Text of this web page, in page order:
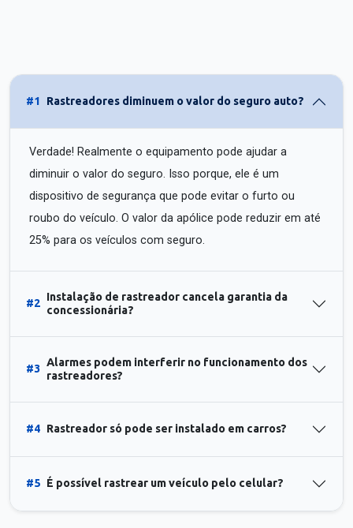
#1 Rastreadores diminuem o valor do seguro auto?
Verdade! Realmente o equipamento pode ajudar a
diminuir o valor do seguro. Isso porque, ele é um
dispositivo de segurança que pode evitar o furto ou
roubo do veículo. O valor da apólice pode reduzir em até
25% para os veículos com seguro.
#2
Instalação de rastreador cancela garantia da
concessionária?
#3
Alarmes podem interferir no funcionamento dos
rastreadores?
#4 Rastreador só pode ser instalado em carros?
#5 É possível rastrear um veículo pelo celular?